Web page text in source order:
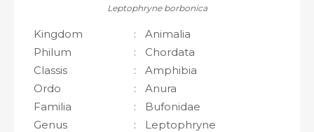
Leptophryne borbonica
Kingdom :
Animalia
Philum
:
Chordata
Classis
:
Amphibia
Ordo
:
Anura
Familia
:
Bufonidae
Genus
:
Leptophryne